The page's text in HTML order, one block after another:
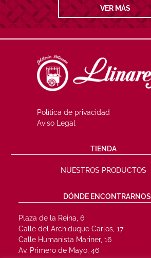
VER MÁS
Política de privacidad
Aviso Legal
TIENDA
NUESTROS PRODUCTOS
DÓNDE ENCONTRARNOS
Plaza de la Reina, 6
Calle del Archiduque Carlos, 17
Calle Humanista Mariner, 16
Av. Primero de Mayo, 46